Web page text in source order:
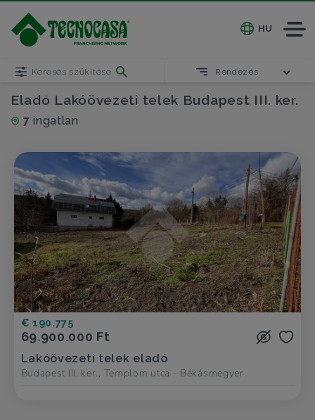
HU
Eladó Lakóövezeti telek Budapest III. ker.
7 ingatlan
Keresés szűkítése Rendezés
€ 190.775
69.900.000 Ft
Lakóövezeti telek eladó
Budapest III. ker., Templom utca - Békásmegyer